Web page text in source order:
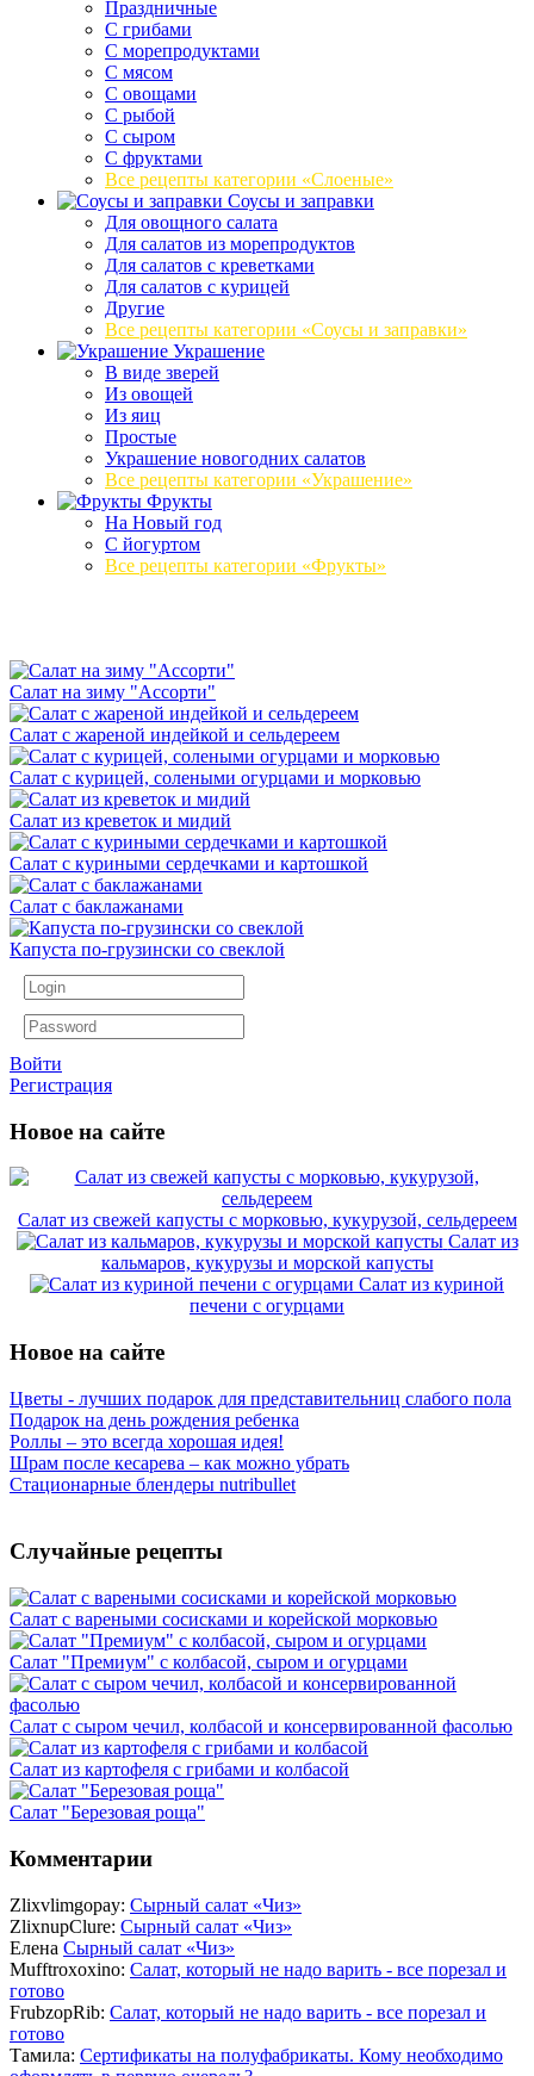
Праздничные
С грибами
С морепродуктами
С мясом
С овощами
С рыбой
С сыром
С фруктами
Все рецепты категории «Слоеные»
Соусы и заправки
Для овощного салата
Для салатов из морепродуктов
Для салатов с креветками
Для салатов с курицей
Другие
Все рецепты категории «Соусы и заправки»
Украшение
В виде зверей
Из овощей
Из яиц
Простые
Украшение новогодних салатов
Все рецепты категории «Украшение»
Фрукты
На Новый год
С йогуртом
Все рецепты категории «Фрукты»
Салат на зиму "Ассорти"
Салат с жареной индейкой и сельдереем
Салат с курицей, солеными огурцами и морковью
Салат из креветок и мидий
Салат с куриными сердечками и картошкой
Салат с баклажанами
Капуста по-грузински со свеклой
Войти
Регистрация
Новое на сайте
Салат из свежей капусты с морковью, кукурузой, сельдереем
Салат из
кальмаров, кукурузы и морской капусты
Салат из куриной
печени с огурцами
Новое на сайте
Цветы - лучших подарок для представительниц слабого пола
Подарок на день рождения ребенка
Роллы – это всегда хорошая идея!
Шрам после кесарева – как можно убрать
Стационарные блендеры nutribullet
Случайные рецепты
Салат с вареными сосисками и корейской морковью
Салат "Премиум" с колбасой, сыром и огурцами
Салат с сыром чечил, колбасой и консервированной фасолью
Салат из картофеля с грибами и колбасой
Салат "Березовая роща"
Комментарии
Zlixvlimgopay: Сырный салат «Чиз»
ZlixnupClure: Сырный салат «Чиз»
Елена Сырный салат «Чиз»
Mufftroxoxino: Салат, который не надо варить - все порезал и
готово
FrubzopRib: Салат, который не надо варить - все порезал и
готово
Тамила: Сертификаты на полуфабрикаты. Кому необходимо